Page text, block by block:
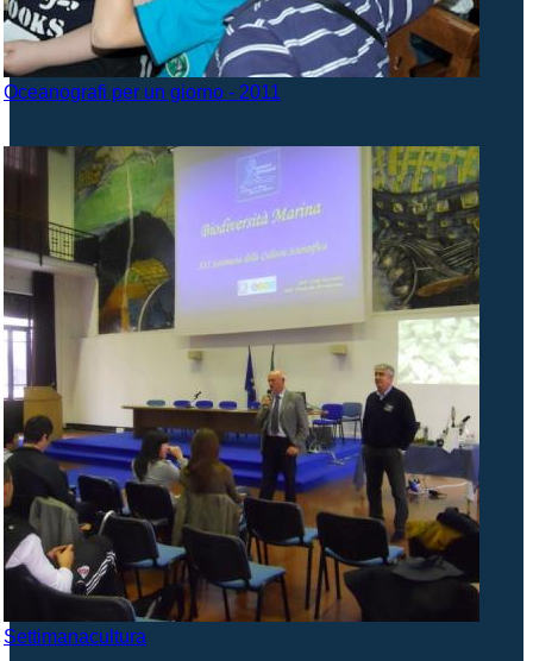
Oceanografi per un giorno - 2011
Settimanacultura